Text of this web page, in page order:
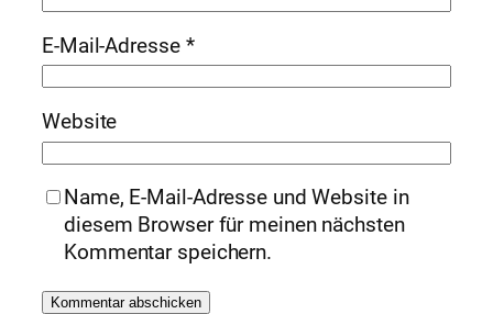
E-Mail-Adresse *
Website
Name, E-Mail-Adresse und Website in
diesem Browser für meinen nächsten
Kommentar speichern.